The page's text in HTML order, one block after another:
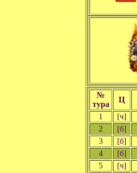
№
тура
Ц
1
[ч]
2
[б]
3
[б]
4
[б]
5
[ч]